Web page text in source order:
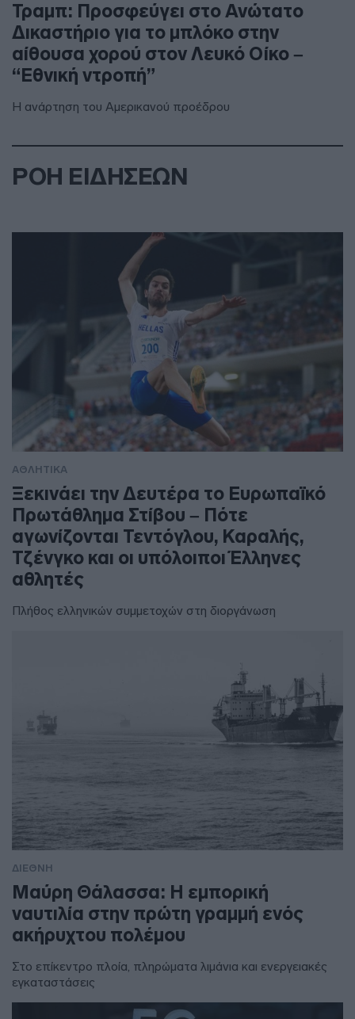
Τραμπ: Προσφεύγει στο Ανώτατο
Δικαστήριο για το μπλόκο στην
αίθουσα χορού στον Λευκό Οίκο –
“Εθνική ντροπή”
Η ανάρτηση του Αμερικανού προέδρου
ΡΟΗ ΕΙΔΗΣΕΩΝ
ΑΘΛΗΤΙΚΑ
Ξεκινάει την Δευτέρα το Ευρωπαϊκό
Πρωτάθλημα Στίβου – Πότε
αγωνίζονται Τεντόγλου, Καραλής,
Τζένγκο και οι υπόλοιποι Έλληνες
αθλητές
Πλήθος ελληνικών συμμετοχών στη διοργάνωση
ΔΙΕΘΝΗ
Μαύρη Θάλασσα: Η εμπορική
ναυτιλία στην πρώτη γραμμή ενός
ακήρυχτου πολέμου
Στο επίκεντρο πλοία, πληρώματα λιμάνια και ενεργειακές
εγκαταστάσεις